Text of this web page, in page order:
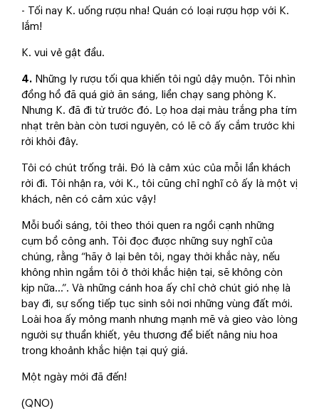
- Tối nay K. uống rượu nha! Quán có loại rượu hợp với K.
lắm!
K. vui vẻ gật đầu.
4. Những ly rượu tối qua khiến tôi ngủ dậy muộn. Tôi nhìn
đồng hồ đã quá giờ ăn sáng, liền chạy sang phòng K.
Nhưng K. đã đi từ trước đó. Lọ hoa dại màu trắng pha tím
nhạt trên bàn còn tươi nguyên, có lẽ cô ấy cắm trước khi
rời khỏi đây.
Tôi có chút trống trải. Đó là cảm xúc của mỗi lần khách
rời đi. Tôi nhận ra, với K., tôi cũng chỉ nghĩ cô ấy là một vị
khách, nên có cảm xúc vậy!
Mỗi buổi sáng, tôi theo thói quen ra ngồi cạnh những
cụm bồ công anh. Tôi đọc được những suy nghĩ của
chúng, rằng “hãy ở lại bên tôi, ngay thời khắc này, nếu
không nhìn ngắm tôi ở thời khắc hiện tại, sẽ không còn
kịp nữa…”. Và những cánh hoa ấy chỉ chờ chút gió nhẹ là
bay đi, sự sống tiếp tục sinh sôi nơi những vùng đất mới.
Loài hoa ấy mỏng manh nhưng mạnh mẽ và gieo vào lòng
người sự thuần khiết, yêu thương để biết nâng niu hoa
trong khoảnh khắc hiện tại quý giá.
Một ngày mới đã đến!
(QNO)